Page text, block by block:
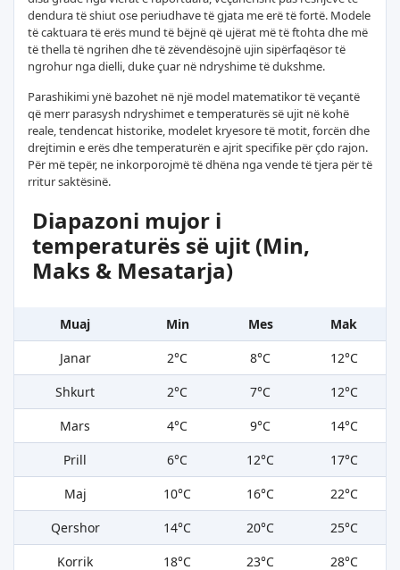
dendura të shiut ose periudhave të gjata me erë të fortë. Modele
të caktuara të erës mund të bëjnë që ujërat më të ftohta dhe më
të thella të ngrihen dhe të zëvendësojnë ujin sipërfaqësor të
ngrohur nga dielli, duke çuar në ndryshime të dukshme.
Parashikimi ynë bazohet në një model matematikor të veçantë
që merr parasysh ndryshimet e temperaturës së ujit në kohë
reale, tendencat historike, modelet kryesore të motit, forcën dhe
drejtimin e erës dhe temperaturën e ajrit specifike për çdo rajon.
Për më tepër, ne inkorporojmë të dhëna nga vende të tjera për të
rritur saktësinë.
Diapazoni mujor i
temperaturës së ujit (Min,
Maks & Mesatarja)
Muaj Min Mes
Mak
Janar
2°C 8°C
12°C
Shkurt
2°C 7°C
12°C
Mars
4°C 9°C
14°C
Prill
6°C 12°C
17°C
Maj
10°C 16°C
22°C
Qershor
14°C 20°C
25°C
Korrik
18°C 23°C
28°C